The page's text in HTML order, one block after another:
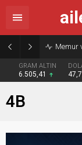
GRAM ALTIN
6.505,41
4B